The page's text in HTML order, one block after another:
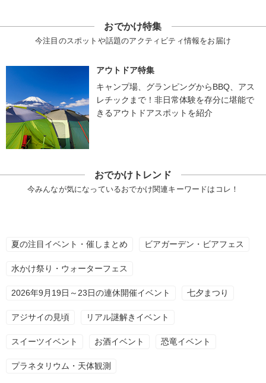
おでかけ特集
今注目のスポットや話題のアクティビティ情報をお届け
アウトドア特集
キャンプ場、グランピングからBBQ、アス
レチックまで！非日常体験を存分に堪能で
きるアウトドアスポットを紹介
おでかけトレンド
今みんなが気になっているおでかけ関連キーワードはコレ！
夏の注目イベント・催しまとめ ビアガーデン・ビアフェス
水かけ祭り・ウォーターフェス
2026年9月19日～23日の連休開催イベント 七夕まつり
アジサイの見頃 リアル謎解きイベント
スイーツイベント お酒イベント 恐竜イベント
プラネタリウム・天体観測